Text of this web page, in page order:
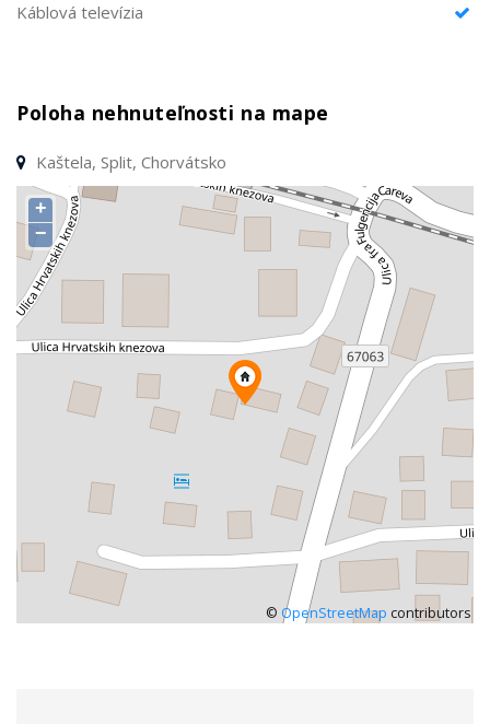
Káblová televízia
Poloha nehnuteľnosti na mape
Kaštela, Split, Chorvátsko
+
−
© OpenStreetMap contributors